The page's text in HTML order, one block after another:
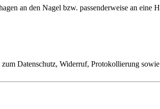
an den Nagel bzw. passenderweise
Datenschutz, Widerruf, Protokollierung